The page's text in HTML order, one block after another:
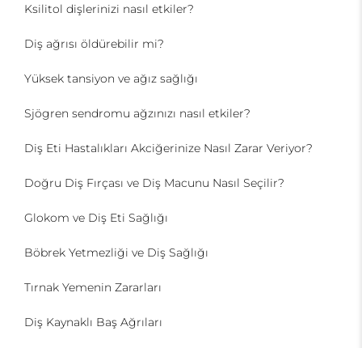
Ksilitol dişlerinizi nasıl etkiler?
Diş ağrısı öldürebilir mi?
Yüksek tansiyon ve ağız sağlığı
Sjögren sendromu ağzınızı nasıl etkiler?
Diş Eti Hastalıkları Akciğerinize Nasıl Zarar Veriyor?
Doğru Diş Fırçası ve Diş Macunu Nasıl Seçilir?
Glokom ve Diş Eti Sağlığı
Böbrek Yetmezliği ve Diş Sağlığı
Tırnak Yemenin Zararları
Diş Kaynaklı Baş Ağrıları